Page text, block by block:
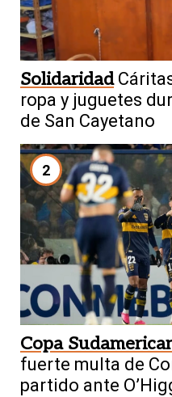
Solidaridad
ropa y juguetes
de San Cayetano
2
Copa
fuerte multa de
partido ante